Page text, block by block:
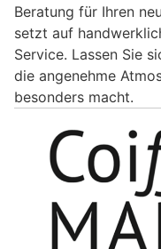
Beratung für Ihren
setzt auf
Service. Lassen Sie
die angenehme
besonders macht.